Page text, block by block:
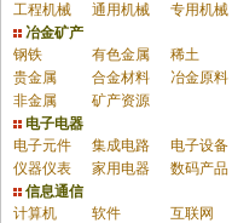
工程机械
通用机械
专用机械
冶金矿产
钢铁
有色金属
稀土
贵金属
合金材料
冶金原料
非金属
矿产资源
电子电器
电子元件
集成电路
电子设备
仪器仪表
家用电器
数码产品
信息通信
计算机
软件
互联网